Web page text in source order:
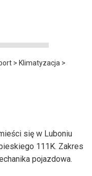
> Klimatyzacja >
się w Luboniu
111K. Zakres
pojazdowa.